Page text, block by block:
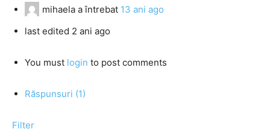
mihaela a întrebat 13 ani ago
last edited 2 ani ago
You must login to post comments
Răspunsuri (1)
Filter